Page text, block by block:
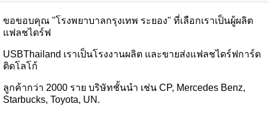
ขอขอบคุณ "โรงพยาบาลกรุงเทพ ระยอง" ที่เลือกเราเป็นผู้ผลิต
แฟลชไดร์ฟ
USBThailand เราเป็นโรงงานผลิต และขายส่งแฟลชไดร์ฟการ์ด
ติดโลโก้
ลูกค้ากว่า 2000 ราย บริษัทชั้นนำ เช่น CP, Mercedes Benz,
Starbucks, Toyota, UN.